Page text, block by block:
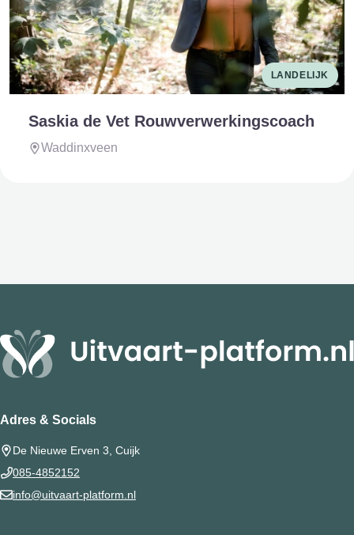
LANDELIJK
Saskia de Vet Rouwverwerkingscoach
Waddinxveen
Adres & Socials
De Nieuwe Erven 3, Cuijk
085-4852152
info@uitvaart-platform.nl